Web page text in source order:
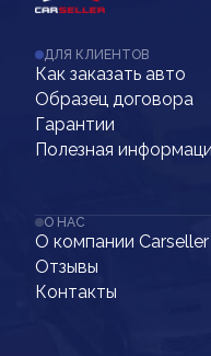
ДЛЯ КЛИЕНТОВ
Как заказать авто
Образец договора
Гарантии
Полезная
О НАС
О компании Carseller
Отзывы
Контакты